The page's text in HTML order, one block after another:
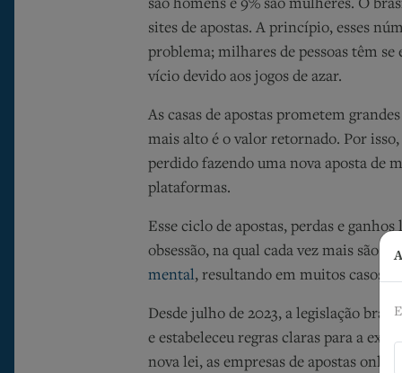
são homens e 9% são mulheres. O
sites de apostas. A princípio, esses
problema; milhares de pessoas têm
vício devido aos jogos de azar.
As casas de apostas prometem
mais alto é o valor retornado. Por
perdido fazendo uma nova aposta de
plataformas.
Esse ciclo de apostas, perdas e
obsessão, na qual cada vez mais são
mental, resultando em muitos casos
Desde julho de 2023, a legislação
e estabeleceu regras claras para a
nova lei, as empresas de apostas